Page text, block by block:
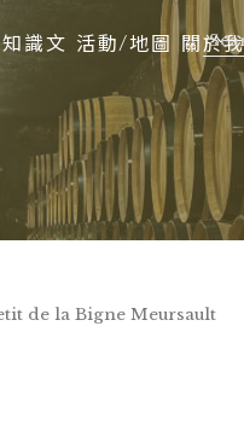
知識文 活動/地圖 關於
de la Bigne Meursault